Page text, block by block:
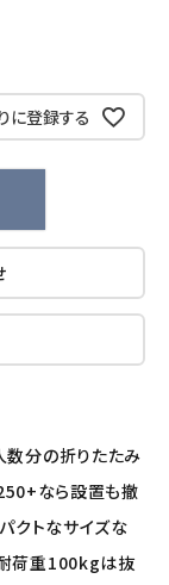
に登録する
数分の折りたたみ
なら設置も撤
クトなサイズな
耐荷重100kgは抜